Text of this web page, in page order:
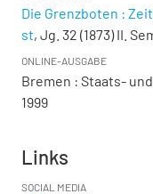
Die Grenzboten :
st, Jg. 32 (1873) II.
ONLINE-AUSGABE
Bremen : Staats-
1999
Links
SOCIAL MEDIA